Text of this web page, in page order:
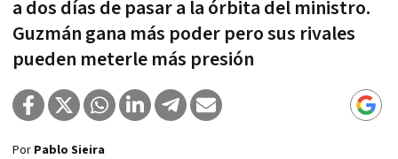
a dos días de pasar a la órbita del ministro.
Guzmán gana más poder pero sus rivales
pueden meterle más presión
Por Pablo Sieira